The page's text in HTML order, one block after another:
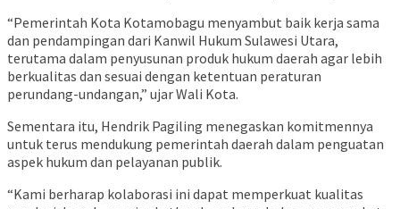
“Pemerintah Kota Kotamobagu menyambut baik kerja sama
dan pendampingan dari Kanwil Hukum Sulawesi Utara,
terutama dalam penyusunan produk hukum daerah agar lebih
berkualitas dan sesuai dengan ketentuan peraturan
perundang-undangan,” ujar Wali Kota.
Sementara itu, Hendrik Pagiling menegaskan komitmennya
untuk terus mendukung pemerintah daerah dalam penguatan
aspek hukum dan pelayanan publik.
“Kami berharap kolaborasi ini dapat memperkuat kualitas